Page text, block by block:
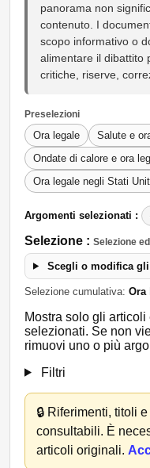
panorama non
contenuto. I
scopo informativo o
alimentare il dibattito
critiche, riserve,
Preselezioni
Ora legale
Salute e
Ondate di calore e ora
Ora legale negli Stati
Argomenti selezionati :
Selezione : Selezione
Scegli o modifica
Selezione cumulativa: Ora
Mostra solo gli
selezionati. Se non
rimuovi uno o più
Filtri
🔒 Riferimenti, titoli
consultabili. È
articoli originali.